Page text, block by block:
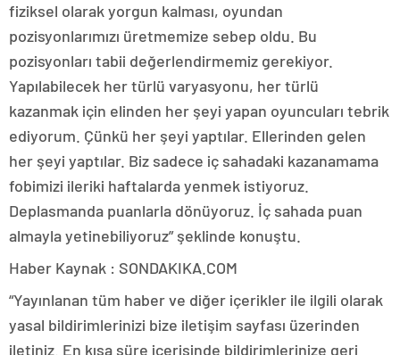
fiziksel olarak yorgun kalması, oyundan
pozisyonlarımızı üretmemize sebep oldu. Bu
pozisyonları tabii değerlendirmemiz gerekiyor.
Yapılabilecek her türlü varyasyonu, her türlü
kazanmak için elinden her şeyi yapan oyuncuları tebrik
ediyorum. Çünkü her şeyi yaptılar. Ellerinden gelen
her şeyi yaptılar. Biz sadece iç sahadaki kazanamama
fobimizi ileriki haftalarda yenmek istiyoruz.
Deplasmanda puanlarla dönüyoruz. İç sahada puan
almayla yetinebiliyoruz” şeklinde konuştu.
Haber Kaynak : SONDAKIKA.COM
“Yayınlanan tüm haber ve diğer içerikler ile ilgili olarak
yasal bildirimlerinizi bize iletişim sayfası üzerinden
iletiniz. En kısa süre içerisinde bildirimlerinize geri